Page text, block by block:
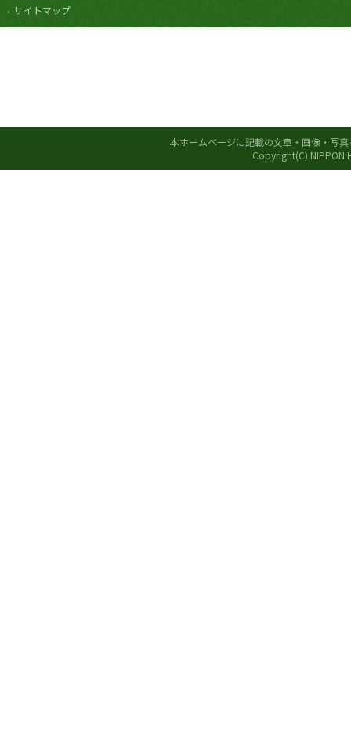
サイトマップ
本ホームページに記載の文章・画像・写
Copyright(C) NIPPON